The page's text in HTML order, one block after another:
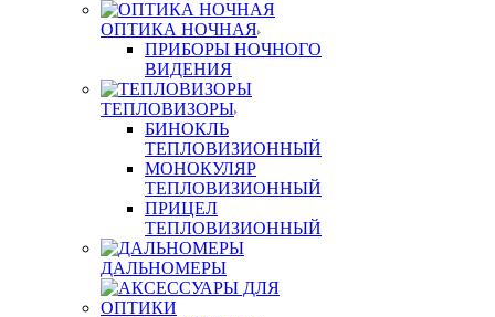
ОПТИКА НОЧНАЯ
ПРИБОРЫ НОЧНОГО
ВИДЕНИЯ
ТЕПЛОВИЗОРЫ
БИНОКЛЬ
ТЕПЛОВИЗИОННЫЙ
МОНОКУЛЯР
ТЕПЛОВИЗИОННЫЙ
ПРИЦЕЛ
ТЕПЛОВИЗИОННЫЙ
ДАЛЬНОМЕРЫ